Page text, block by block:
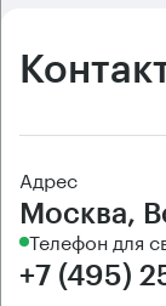
Адрес
Москва,
Телефон для
+7 (495)